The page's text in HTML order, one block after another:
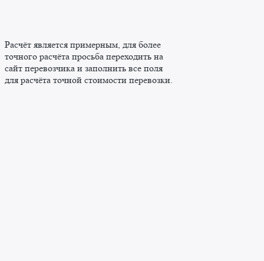
Расчёт является примерным, для более
точного расчёта просьба переходить на
сайт перевозчика и заполнить все поля
для расчёта точной стоимости перевозки.